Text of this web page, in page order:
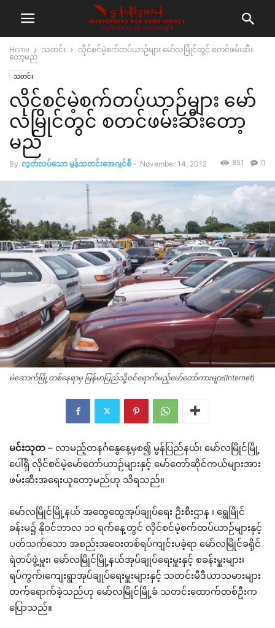
Home သတင်း
လိုင်စင်မဲ့စက်တပ်ယာဉ်များ မော်လမြိုင်တွင် စတင်ဖမ်းဆီး
တော့မည်
သတင်း
လိုင်စင်မဲ့စက်တပ်ယာဉ်များ မော်
လမြိုင်တွင် စတင်ဖမ်းဆီးတော့
မည်
By လွတ်လပ်သော မွန်သတင်းအေဂျင်စီ - November 14, 2012 0
851
မဲဆောက်မြို့တစ်နေရာမှ မြန်မာပြည်သို့ဝင်ရောက်မည့်မော်တော်ကားများ(Internet)
မင်းသုတ – လာမည့်တနင်္ဂနွေနေ့မှစ၍ မွန်ပြည်နယ်၊ မော်လမြိုင်မြို့
ပေါ်ရှိ လိုင်စင်မဲ့မော်တော်ယာဉ်များနှင့် မော်တော်ဆိုင်ကယ်များအား
ဖမ်းဆီးအရေးယူတော့မည်ဟု သိရသည်။
မော်လမြိုင်မြို့နယ် အထွေထွေအုပ်ချုပ်ရေး ဦးစီးဌာန ၊ ရွှေမြိုင်
ခန်းမ၌ နိုဝင်ဘာလ ၁၁ ရက်နေ့တွင် လိုင်စင်မဲ့စက်တပ်ယာဉ်များနှင့်
ပတ်သက်သော အစည်းအဝေးတစ်ရပ်ကျင်းပခဲ့ရာ မော်လမြိုင်ခရိုင်
ရဲတပ်ဖွဲ့မှူး၊ မော်လမြိုင်မြို့နယ်အုပ်ချုပ်ရေးမှူးနှင့် စခန်းမှူးများ၊
ရပ်ကွက်၊ကျေးရွာအုပ်ချုပ်ရေးမှူးများနှင့် သတင်းမီဒီယာသမားများ
တက်ရောက်ခဲ့သည်ဟု မော်လမြိုင်မြို့ခံ သတင်းထောက်တစ်ဦးက
ပြောသည်။